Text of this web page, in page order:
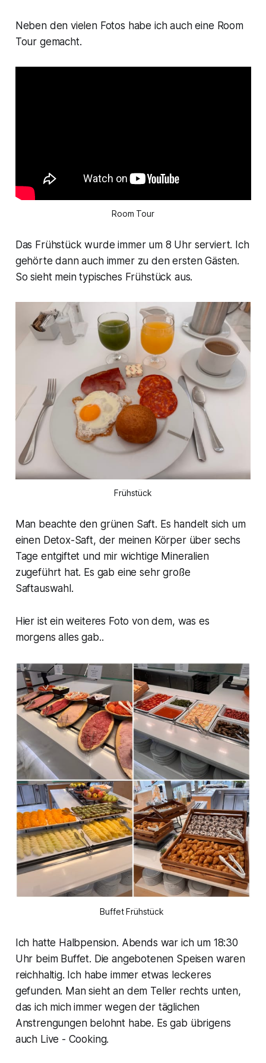
Neben den vielen Fotos habe ich auch eine Room
Tour gemacht.
Room Tour
Das Frühstück wurde immer um 8 Uhr serviert. Ich
gehörte dann auch immer zu den ersten Gästen.
So sieht mein typisches Frühstück aus.
Frühstück
Man beachte den grünen Saft. Es handelt sich um
einen Detox-Saft, der meinen Körper über sechs
Tage entgiftet und mir wichtige Mineralien
zugeführt hat. Es gab eine sehr große
Saftauswahl.
Hier ist ein weiteres Foto von dem, was es
morgens alles gab..
Buffet Frühstück
Ich hatte Halbpension. Abends war ich um 18:30
Uhr beim Buffet. Die angebotenen Speisen waren
reichhaltig. Ich habe immer etwas leckeres
gefunden. Man sieht an dem Teller rechts unten,
das ich mich immer wegen der täglichen
Anstrengungen belohnt habe. Es gab übrigens
auch Live - Cooking.